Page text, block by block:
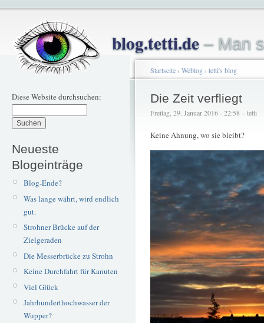
blog.tetti.de– Man
Diese Website durchsuchen:
Neueste
Blogeinträge
Blog-Ende?
Was lange währt, wird endlich
gut.
Strohner Brücke auf der
Zielgeraden
Die Messerbrücke zu Strohn
Keine Durchfahrt für Kanuten
Viel Glück
Jahrhunderthochwasser der
Wupper?
Startseite› Weblog› tetti's blog
Die Zeit verfliegt
Freitag, 29. Januar 2016 - 22:58 – tetti
Keine Ahnung, wo sie bleibt?